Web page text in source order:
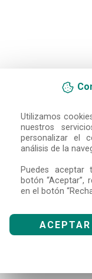
Utilizamos
nuestros
personalizar el
análisis de la
Puedes aceptar
botón “Aceptar”,
en el botón
ACEPTAR